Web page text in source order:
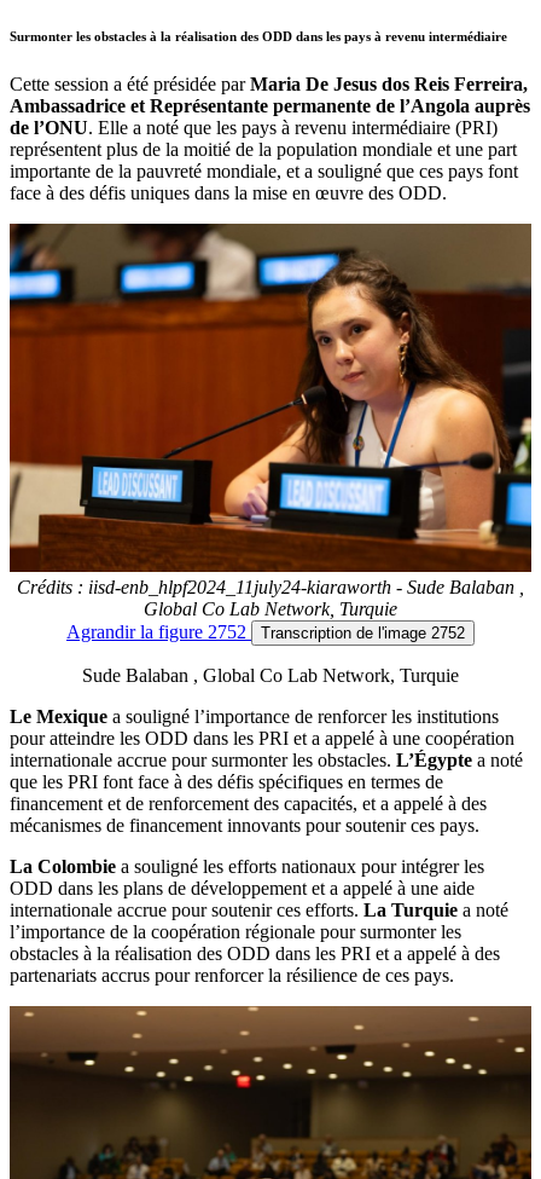
Surmonter les obstacles à la réalisation des ODD dans les pays à revenu intermédiaire
Cette session a été présidée parMaria De Jesus dos Reis Ferreira,
Ambassadrice et Représentante permanente de l’Angola auprès
de l’ONU. Elle a noté que les pays à revenu intermédiaire (PRI)
représentent plus de la moitié de la population mondiale et une part
importante de la pauvreté mondiale, et a souligné que ces pays font
face à des défis uniques dans la mise en œuvre des ODD.
Crédits : iisd-enb_hlpf2024_11july24-kiaraworth - Sude Balaban ,
Global Co Lab Network, Turquie
Agrandirla figure 2752 Transcription de l'image 2752
Sude Balaban , Global Co Lab Network, Turquie
Le Mexique a souligné l’importance de renforcer les institutions
pour atteindre les ODD dans les PRI et a appelé à une coopération
internationale accrue pour surmonter les obstacles. L’Égypte a noté
que les PRI font face à des défis spécifiques en termes de
financement et de renforcement des capacités, et a appelé à des
mécanismes de financement innovants pour soutenir ces pays.
La Colombie a souligné les efforts nationaux pour intégrer les
ODD dans les plans de développement et a appelé à une aide
internationale accrue pour soutenir ces efforts. La Turquie a noté
l’importance de la coopération régionale pour surmonter les
obstacles à la réalisation des ODD dans les PRI et a appelé à des
partenariats accrus pour renforcer la résilience de ces pays.